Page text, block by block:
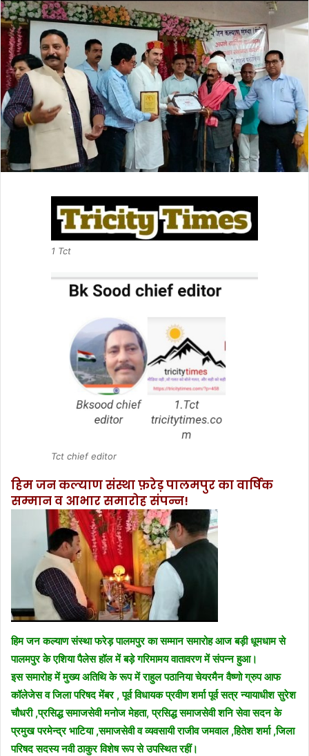
email
1 Tct
Tct chief editor
हिम जन कल्याण संस्था फ़रेड़ पालमपुर का वार्षिक
सम्मान व आभार समारोह संपन्न!
हिम जन कल्याण संस्था फरेड़ पालमपुर का सम्मान समारोह आज बड़ी धूमधाम से
पालमपुर के एशिया पैलेस हॉल में बड़े गरिमामय वातावरण में संपन्न हुआ।
इस समारोह में मुख्य अतिथि के रूप में राहुल पठानिया चेयरमैन वैष्णो ग्रुप आफ
कॉलेजेस व जिला परिषद मेंबर , पूर्व विधायक प्रवीण शर्मा पूर्व सत्र न्यायाधीश सुरेश
चौधरी ,प्रसिद्ध समाजसेवी मनोज मेहता, प्रसिद्ध समाजसेवी शनि सेवा सदन के
प्रमुख परमेन्द्र भाटिया ,समाजसेवी व व्यवसायी राजीव जमवाल ,हितेश शर्मा ,जिला
परिषद सदस्य नवी ठाकुर विशेष रूप से उपस्थित रहीं।